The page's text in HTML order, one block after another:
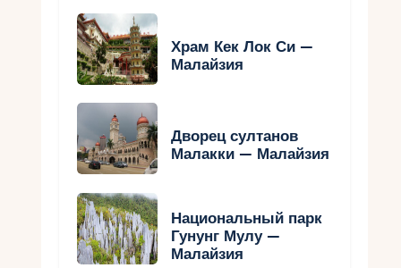
Храм Кек Лок Си —
Малайзия
Дворец султанов
Малакки — Малайзия
Национальный парк
Гунунг Мулу —
Малайзия